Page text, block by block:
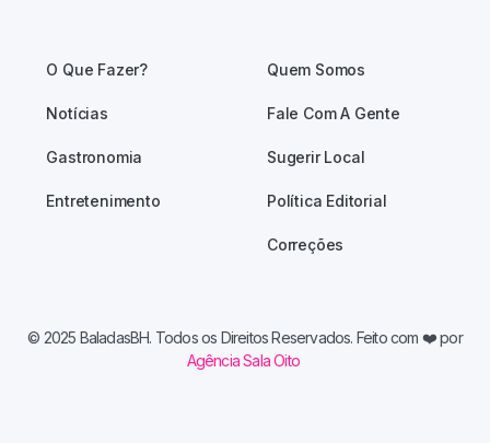
O Que Fazer?
Notícias
Gastronomia
Entretenimento
Quem Somos
Fale Com A Gente
Sugerir Local
Política Editorial
Correções
© 2025 BaladasBH. Todos os Direitos Reservados. Feito com ❤️ por
Agência Sala Oito